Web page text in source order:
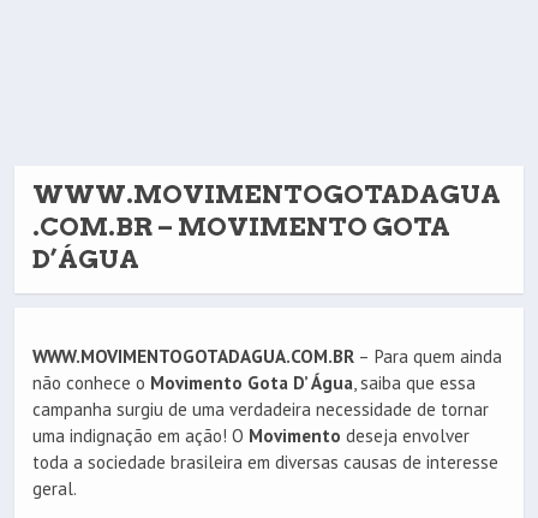
WWW.MOVIMENTOGOTADAGUA
.COM.BR – MOVIMENTO GOTA
D’ÁGUA
WWW.MOVIMENTOGOTADAGUA.COM.BR – Para quem ainda
não conhece o Movimento Gota D’ Água, saiba que essa
campanha surgiu de uma verdadeira necessidade de tornar
uma indignação em ação! O Movimento deseja envolver
toda a sociedade brasileira em diversas causas de interesse
geral.